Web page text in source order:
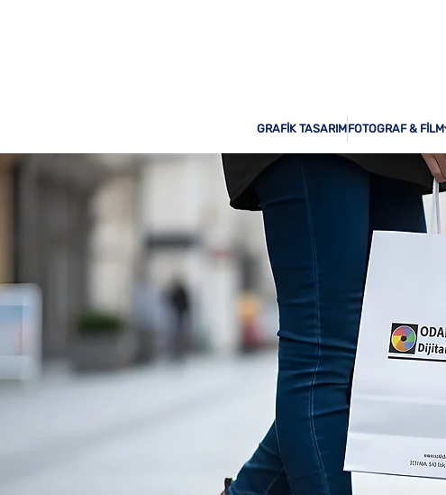
GRAFİK TASARIMFOTOGRAF & FİLM